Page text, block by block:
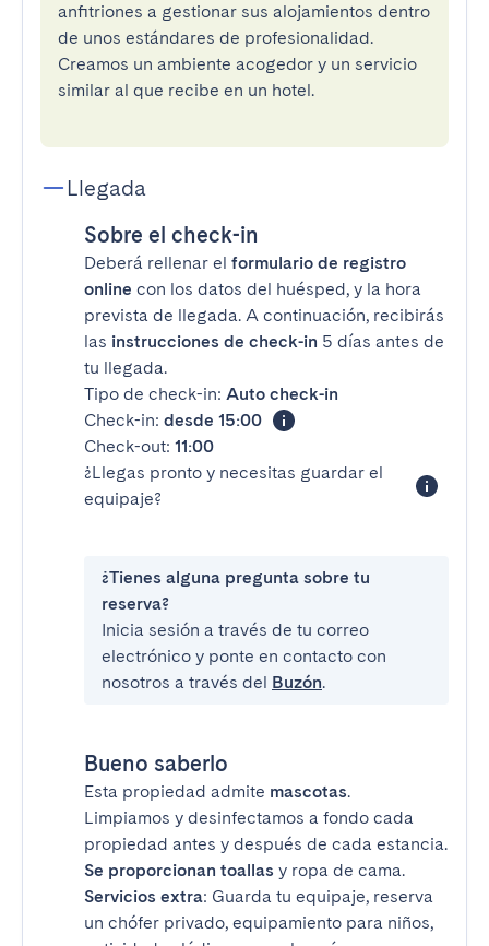
anfitriones a gestionar sus alojamientos dentro
de unos estándares de profesionalidad.
Creamos un ambiente acogedor y un servicio
similar al que recibe en un hotel.
Llegada
Sobre el check-in
Deberá rellenar el formulario de registro
online con los datos del huésped, y la hora
prevista de llegada. A continuación, recibirás
las instrucciones de check-in 5 días antes de
tu llegada.
Tipo de check-in: Auto check-in
Check-in: desde 15:00
Check-out: 11:00
¿Llegas pronto y necesitas guardar el
equipaje?
¿Tienes alguna pregunta sobre tu
reserva?
Inicia sesión a través de tu correo
electrónico y ponte en contacto con
nosotros a través del Buzón.
Bueno saberlo
Esta propiedad admite mascotas.
Limpiamos y desinfectamos a fondo cada
propiedad antes y después de cada estancia.
Se proporcionan toallas y ropa de cama.
Servicios extra: Guarda tu equipaje, reserva
un chófer privado, equipamiento para niños,